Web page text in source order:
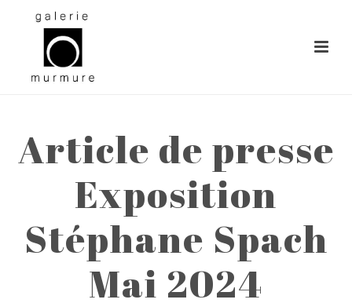
Article de presse
Exposition
Stéphane Spach
Mai 2024